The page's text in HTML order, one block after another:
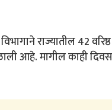
राज्यातील 42
आहे. मागील काही